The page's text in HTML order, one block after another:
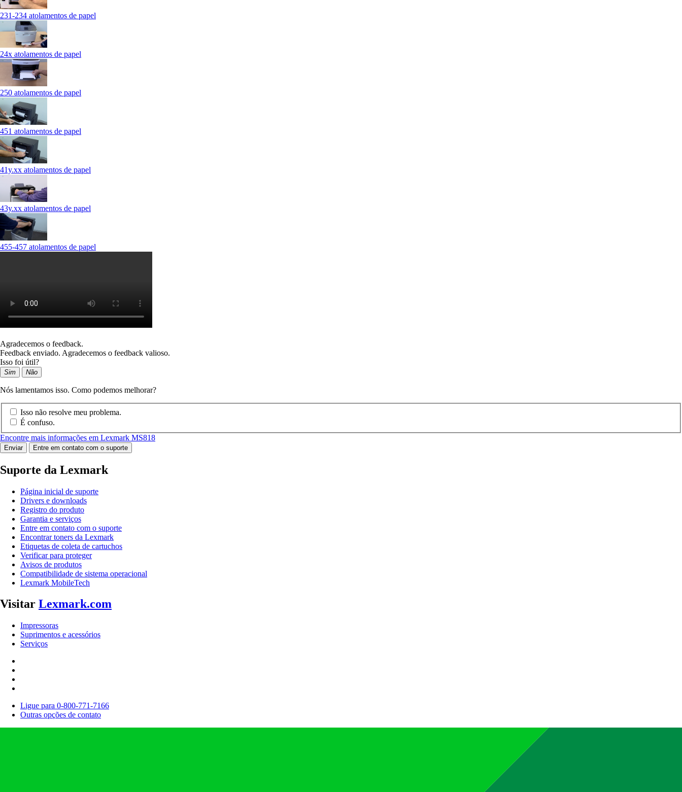
231-234 atolamentos de papel
24x atolamentos de papel
250 atolamentos de papel
451 atolamentos de papel
41y.xx atolamentos de papel
43y.xx atolamentos de papel
455-457 atolamentos de papel
Agradecemos o feedback.
Feedback enviado. Agradecemos o feedback valioso.
Isso foi útil?
Sim Não
Nós lamentamos isso. Como podemos melhorar?
Isso não resolve meu problema.
É confuso.
Encontre mais informações em Lexmark MS818
Enviar Entre em contato com o suporte
Suporte da Lexmark
Página inicial de suporte
Drivers e downloads
Registro do produto
Garantia e serviços
Entre em contato com o suporte
Encontrar toners da Lexmark
Etiquetas de coleta de cartuchos
Verificar para proteger
Avisos de produtos
Compatibilidade de sistema operacional
Lexmark MobileTech
Visitar Lexmark.com
Impressoras
Suprimentos e acessórios
Serviços
Ligue para 0-800-771-7166
Outras opções de contato